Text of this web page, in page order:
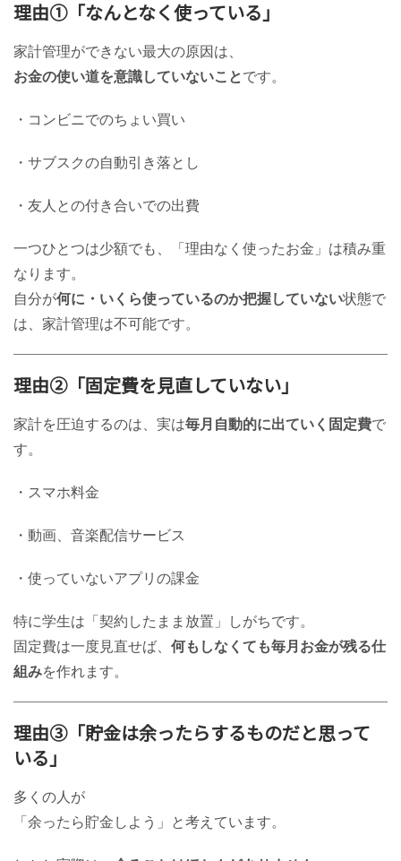
理由①「なんとなく使っている」
家計管理ができない最大の原因は、
お金の使い道を意識していないことです。
・コンビニでのちょい買い
・サブスクの自動引き落とし
・友人との付き合いでの出費
一つひとつは少額でも、「理由なく使ったお金」は積み重
なります。
自分が何に・いくら使っているのか把握していない状態で
は、家計管理は不可能です。
理由②「固定費を見直していない」
家計を圧迫するのは、実は毎月自動的に出ていく固定費で
す。
・スマホ料金
・動画、音楽配信サービス
・使っていないアプリの課金
特に学生は「契約したまま放置」しがちです。
固定費は一度見直せば、 何もしなくても毎月お金が残る仕
組みを作れます。
理由③「貯金は余ったらするものだと思って
いる」
多くの人が
「余ったら貯金しよう」と考えています。